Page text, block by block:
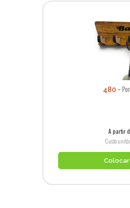
480
A partir
Custo